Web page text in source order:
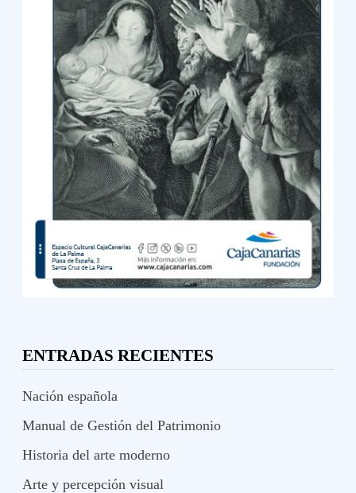
ENTRADAS RECIENTES
Nación española
Manual de Gestión del Patrimonio
Historia del arte moderno
Arte y percepción visual